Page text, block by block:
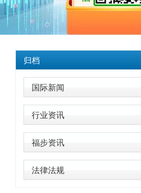
归档
国际新闻
行业资讯
福步资讯
法律法规